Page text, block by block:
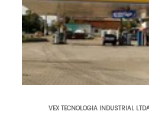
VEX TECNOLOGIA INDUSTRIAL